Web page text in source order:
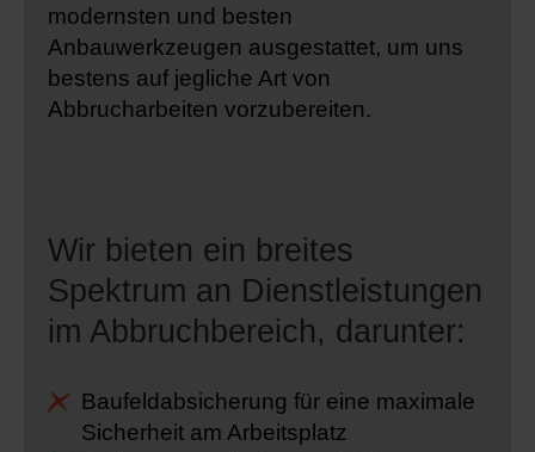
modernsten und besten
Anbauwerkzeugen ausgestattet, um uns
bestens auf jegliche Art von
Abbrucharbeiten vorzubereiten.
Wir bieten ein breites
Spektrum an Dienstleistungen
im Abbruchbereich, darunter:
Baufeldabsicherung für eine maximale
Sicherheit am Arbeitsplatz